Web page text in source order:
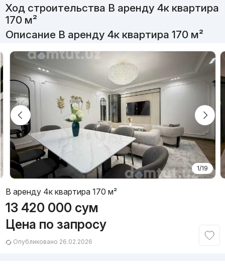
Ход строительства В аренду 4к квартира
170 м²
Описание В аренду 4к квартира 170 м²
1/19
В аренду 4к квартира 170 м²
13 420 000 сум
Цена по запросу
Опубликовано 26.02.2026